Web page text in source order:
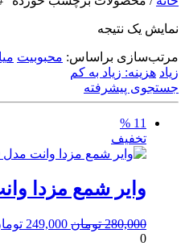
نمایش یک نتیجه
مرتب‌سازی براساس: محبوبیت
زیاد هزینه: زیاد به کم
جستجوی پیشرفته
11 %
تخفیف
وایر شمع مزدا وانت
280,000 تومان قیمت
249,000
0